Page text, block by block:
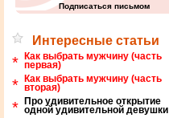
Подписаться письмом
Интересные статьи
*
Как выбрать мужчину (часть
первая)
*
Как выбрать мужчину (часть
вторая)
*
Про удивительное открытие
одной удивительной девушки